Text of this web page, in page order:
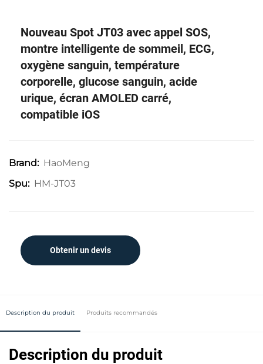
Nouveau Spot JT03 avec appel SOS,
montre intelligente de sommeil, ECG,
oxygène sanguin, température
corporelle, glucose sanguin, acide
urique, écran AMOLED carré,
compatible iOS
Brand: HaoMeng
Spu: HM-JT03
Obtenir un devis
Description du produit Produits recommandés
Description du produit